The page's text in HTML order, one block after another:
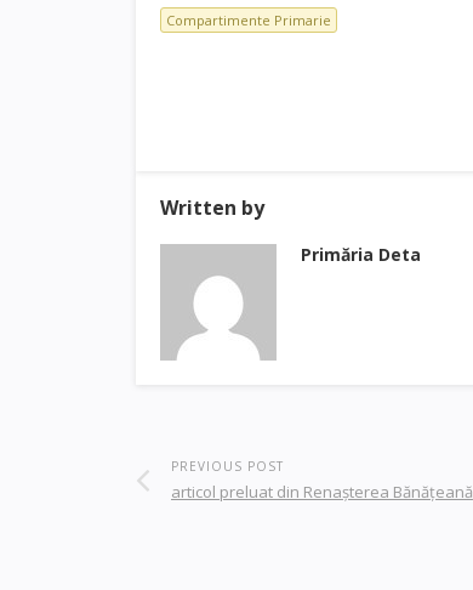
Compartimente Primarie
Written by
Primăria Deta
PREVIOUS POST
articol preluat din Renaşterea Bănăţeană